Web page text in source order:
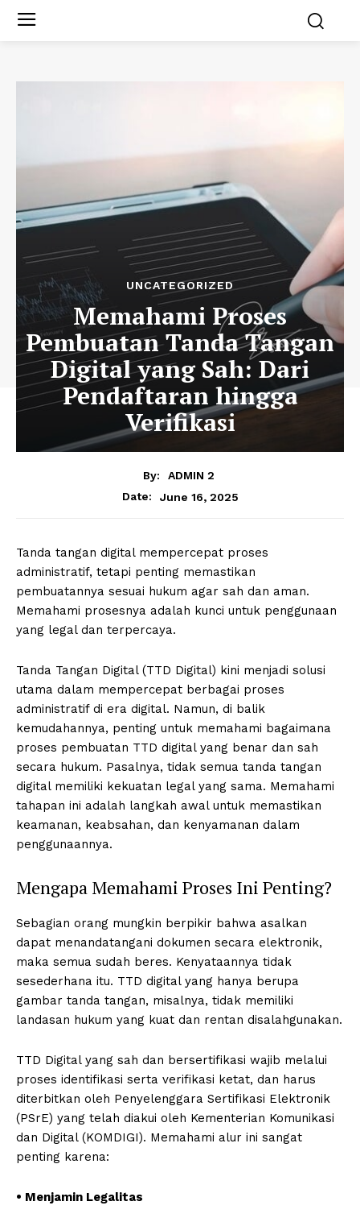
UNCATEGORIZED
Memahami Proses
Pembuatan Tanda Tangan
Digital yang Sah: Dari
Pendaftaran hingga
Verifikasi
By:
ADMIN 2
Date:
June 16, 2025
Tanda tangan digital mempercepat proses
administratif, tetapi penting memastikan
pembuatannya sesuai hukum agar sah dan aman.
Memahami prosesnya adalah kunci untuk penggunaan
yang legal dan terpercaya.
Tanda Tangan Digital (TTD Digital) kini menjadi solusi
utama dalam mempercepat berbagai proses
administratif di era digital. Namun, di balik
kemudahannya, penting untuk memahami bagaimana
proses pembuatan TTD digital yang benar dan sah
secara hukum. Pasalnya, tidak semua tanda tangan
digital memiliki kekuatan legal yang sama. Memahami
tahapan ini adalah langkah awal untuk memastikan
keamanan, keabsahan, dan kenyamanan dalam
penggunaannya.
Mengapa Memahami Proses Ini Penting?
Sebagian orang mungkin berpikir bahwa asalkan
dapat menandatangani dokumen secara elektronik,
maka semua sudah beres. Kenyataannya tidak
sesederhana itu. TTD digital yang hanya berupa
gambar tanda tangan, misalnya, tidak memiliki
landasan hukum yang kuat dan rentan disalahgunakan.
TTD Digital yang sah dan bersertifikasi wajib melalui
proses identifikasi serta verifikasi ketat, dan harus
diterbitkan oleh Penyelenggara Sertifikasi Elektronik
(PSrE) yang telah diakui oleh Kementerian Komunikasi
dan Digital (KOMDIGI). Memahami alur ini sangat
penting karena:
• Menjamin Legalitas